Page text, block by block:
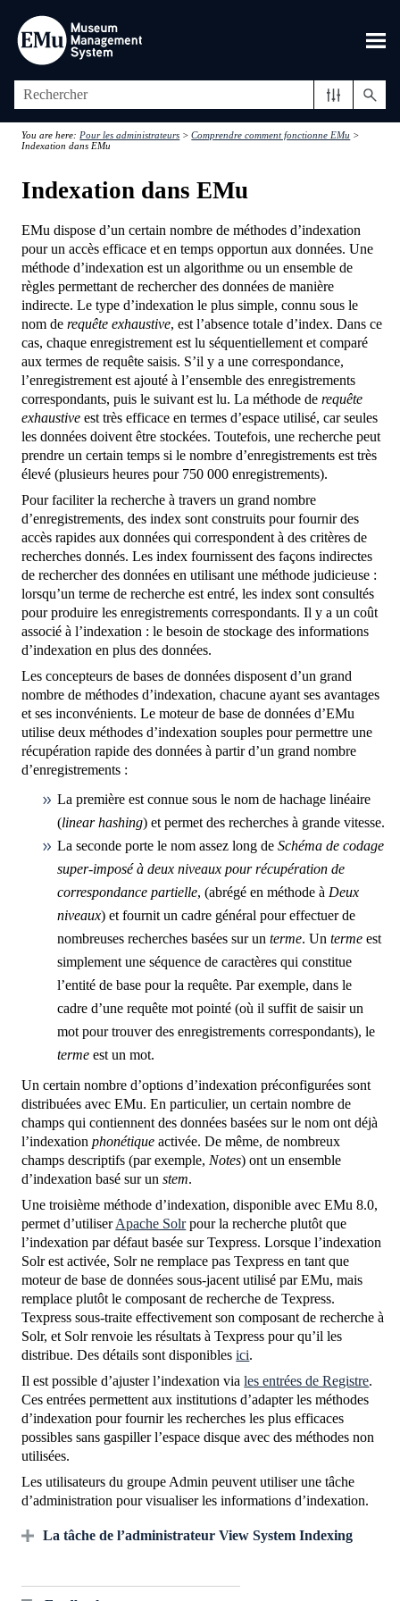
Passer au contenu principal
You are here:Pour les administrateurs >Comprendre comment fonctionne EMu >
Indexation dans EMu
Indexation dans EMu
EMu dispose d’un certain nombre de méthodes d’indexation
pour un accès efficace et en temps opportun aux données. Une
méthode d’indexation est un algorithme ou un ensemble de
règles permettant de rechercher des données de manière
indirecte. Le type d’indexation le plus simple, connu sous le
nom derequête exhaustive, est l’absence totale d’index. Dans ce
cas, chaque enregistrement est lu séquentiellement et comparé
aux termes de requête saisis. S’il y a une correspondance,
l’enregistrement est ajouté à l’ensemble des enregistrements
correspondants, puis le suivant est lu. La méthode derequête
exhaustive est très efficace en termes d’espace utilisé, car seules
les données doivent être stockées. Toutefois, une recherche peut
prendre un certain temps si le nombre d’enregistrements est très
élevé (plusieurs heures pour 750 000 enregistrements).
Pour faciliter la recherche à travers un grand nombre
d’enregistrements, des index sont construits pour fournir des
accès rapides aux données qui correspondent à des critères de
recherches donnés. Les index fournissent des façons indirectes
de rechercher des données en utilisant une méthode judicieuse :
lorsqu’un terme de recherche est entré, les index sont consultés
pour produire les enregistrements correspondants. Il y a un coût
associé à l’indexation : le besoin de stockage des informations
d’indexation en plus des données.
Les concepteurs de bases de données disposent d’un grand
nombre de méthodes d’indexation, chacune ayant ses avantages
et ses inconvénients. Le moteur de base de données d’EMu
utilise deux méthodes d’indexation souples pour permettre une
récupération rapide des données à partir d’un grand nombre
d’enregistrements :
La première est connue sous le nom de hachage linéaire
(linear hashing) et permet des recherches à grande vitesse.
La seconde porte le nom assez long deSchéma de codage
super-imposé à deux niveaux pour récupération de
correspondance partielle, (abrégé en méthode à Deux
niveaux) et fournit un cadre général pour effectuer de
nombreuses recherches basées sur unterme. Unterme est
simplement une séquence de caractères qui constitue
l’entité de base pour la requête. Par exemple, dans le
cadre d’une requête mot pointé (où il suffit de saisir un
mot pour trouver des enregistrements correspondants), le
terme est un mot.
Un certain nombre d’options d’indexation préconfigurées sont
distribuées avec EMu. En particulier, un certain nombre de
champs qui contiennent des données basées sur le nom ont déjà
l’indexationphonétique activée. De même, de nombreux
champs descriptifs (par exemple, Notes) ont un ensemble
d’indexation basé sur unstem.
Une troisième méthode d’indexation, disponible avec EMu 8.0,
permet d’utiliserApache Solrpour la recherche plutôt que
l’indexation par défaut basée sur Texpress. Lorsque l’indexation
Solr est activée, Solr ne remplace pas Texpress en tant que
moteur de base de données sous-jacent utilisé par EMu, mais
remplace plutôt le composant de recherche de Texpress.
Texpress sous-traite effectivement son composant de recherche à
Solr, et Solr renvoie les résultats à Texpress pour qu’il les
distribue. Des détails sont disponiblesici.
Il est possible d’ajuster l’indexation viales entrées de Registre.
Ces entrées permettent aux institutions d’adapter les méthodes
d’indexation pour fournir les recherches les plus efficaces
possibles sans gaspiller l’espace disque avec des méthodes non
utilisées.
Les utilisateurs du groupe Admin peuvent utiliser une tâche
d’administration pour visualiser les informations d’indexation.
La tâche de l’administrateur View System Indexing